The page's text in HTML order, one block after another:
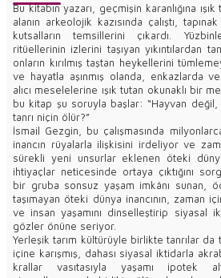
Bu kitabın yazarı, geçmişin karanlığına
alanın arkeolojik kazısında çalıştı,
kutsalların temsillerini çıkardı.
ritüellerinin izlerini taşıyan yıkıntılardan
onların kırılmış taştan heykellerini
ve hayatla aşınmış olanda, enkazlarda
alıcı meselelerine ışık tutan okunaklı bir
bu kitap şu soruyla başlar: “Hayvan
tanrı niçin ölür?”
İsmail Gezgin, bu çalışmasında
inancın rüyalarla ilişkisini irdeliyor ve
sürekli yeni unsurlar eklenen öteki
ihtiyaçlar neticesinde ortaya çıktığını
bir gruba sonsuz yaşam imkânı sunan,
taşımayan öteki dünya inancının, zaman
ve insan yaşamını dinselleştirip siyasal
gözler önüne seriyor.
Yerleşik tarım kültürüyle birlikte tanrılar da
içine karışmış, dahası siyasal iktidarla
krallar vasıtasıyla yaşamı ipotek